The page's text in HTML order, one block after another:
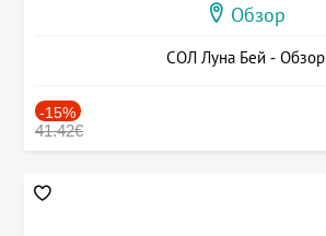
Обзор
СОЛ Луна Бей - Обзор
-15%
41.42€